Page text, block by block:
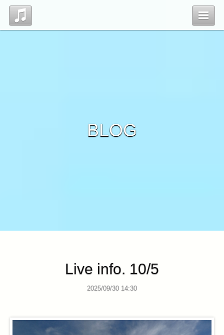
Contact
BLOG
Live info. 10/5
2025/09/30 14:30